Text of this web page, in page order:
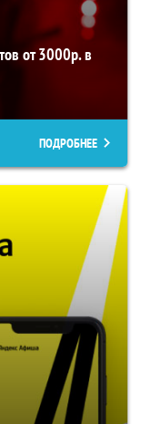
от 3000р. в
ПОДРОБНЕЕ